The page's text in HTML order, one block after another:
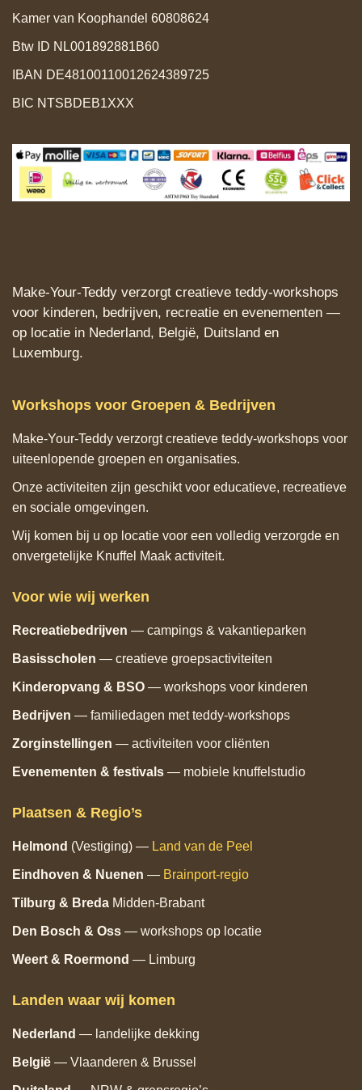
Kamer van Koophandel 60808624
Btw ID NL001892881B60
IBAN DE48100110012624389725
BIC NTSBDEB1XXX
Make‑Your‑Teddy verzorgt creatieve teddy‑workshops
voor kinderen, bedrijven, recreatie en evenementen —
op locatie in Nederland, België, Duitsland en
Luxemburg.
Workshops voor Groepen & Bedrijven
Make‑Your‑Teddy verzorgt creatieve teddy‑workshops voor
uiteenlopende groepen en organisaties.
Onze activiteiten zijn geschikt voor educatieve, recreatieve
en sociale omgevingen.
Wij komen bij u op locatie voor een volledig verzorgde en
onvergetelijke Knuffel Maak activiteit.
Voor wie wij werken
Recreatiebedrijven — campings & vakantieparken
Basisscholen — creatieve groepsactiviteiten
Kinderopvang & BSO — workshops voor kinderen
Bedrijven — familiedagen met teddy‑workshops
Zorginstellingen — activiteiten voor cliënten
Evenementen & festivals — mobiele knuffelstudio
Plaatsen & Regio’s
Helmond (Vestiging) — Land van de Peel
Eindhoven & Nuenen — Brainport‑regio
Tilburg & Breda Midden‑Brabant
Den Bosch & Oss — workshops op locatie
Weert & Roermond — Limburg
Landen waar wij komen
Nederland — landelijke dekking
België — Vlaanderen & Brussel